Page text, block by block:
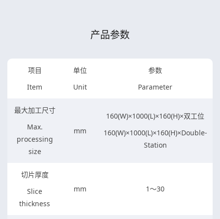
产品参数
项目
Item
单位
Unit
参数
Parameter
最大加工尺寸
Max.
processing
size
mm
160(W)×1000(L)×160(H)×双工位
160(W)×1000(L)×160(H)×Double-
Station
切片厚度
Slice
thickness
mm 1～30